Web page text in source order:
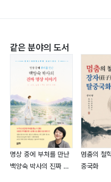
같은 분야의 도서
명상 중에 부처를 만난
백양숙 박사의 진짜 명
멈춤의 철
중국화